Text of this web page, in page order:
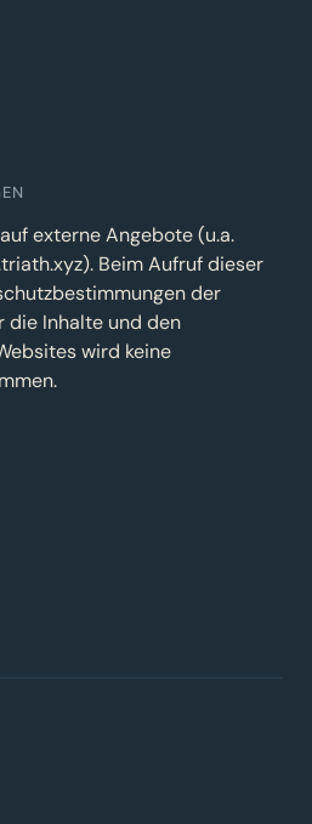
externe Angebote (u.a.
Beim Aufruf dieser
der
die Inhalte und den
wird keine